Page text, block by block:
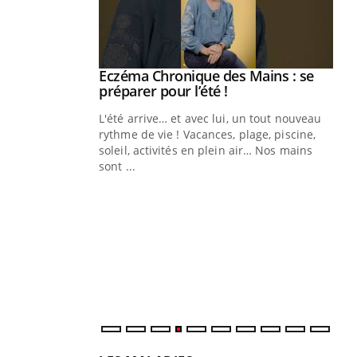
: et si on
de type 2
chez les
les soignants.
Youtube
Eczéma Chronique des Mains : se
préparer pour l’été !Youtube
L'été arrive… et avec lui, un tout nouveau
rythme de vie ! Vacances, plage, piscine,
soleil, activités en plein air… Nos mains
sont ...